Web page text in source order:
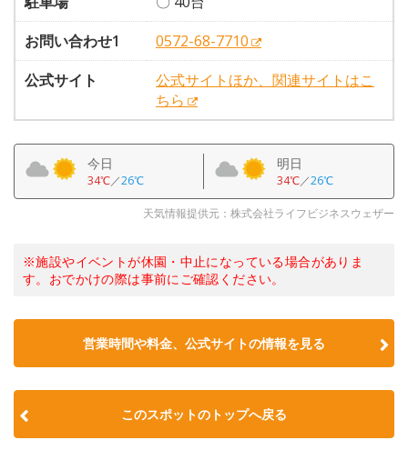
お問い合わせ1
0572-68-7710
公式サイト
公式サイトほか、関連サイトはこ
ちら
今日
34℃／26℃
明日
34℃／26℃
天気情報提供元：株式会社ライフビジネスウェザー
※施設やイベントが休園・中止になっている場合がありま
す。おでかけの際は事前にご確認ください。
営業時間や料金、公式サイトの情報を見る
このスポットのトップへ戻る